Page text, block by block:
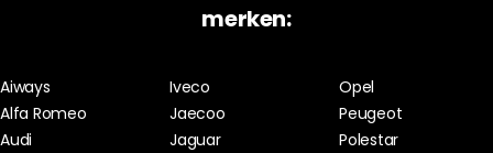
merken:
Aiways
Alfa Romeo
Audi
Iveco
Jaecoo
Jaguar
Opel
Peugeot
Polestar